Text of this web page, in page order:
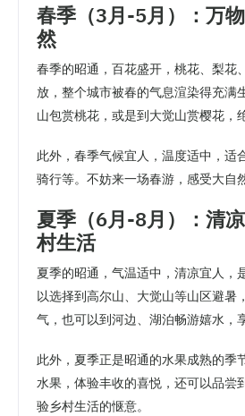
春季（3月-5月）：万
然
春季的昭通，百花盛开，桃花、梨花
放，整个城市被春的气息渲染得充满
山包赏桃花，或是到大觉山赏樱花，
此外，春季气候宜人，温度适中，适
骑行等。不妨来一场春游，感受大自
夏季（6月-8月）：清
村生活
夏季的昭通，气温适中，清凉宜人，
以选择到高尔山、大觉山等山区避暑
气，也可以到河边、湖泊畅游嬉水，
此外，夏季正是昭通的水果成熟的季
水果，体验丰收的喜悦，还可以品尝
验乡村生活的惬意。